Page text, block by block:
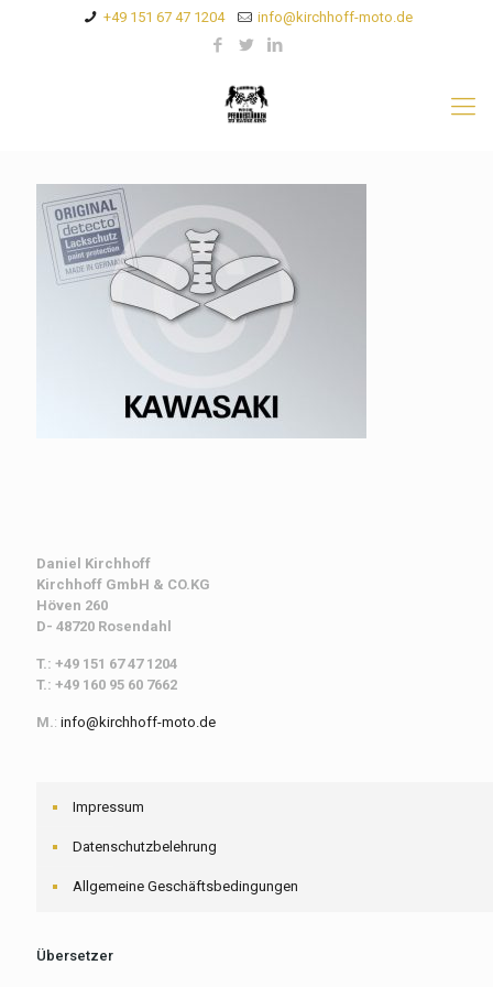
+49 151 67 47 1204 info@kirchhoff-moto.de
Daniel Kirchhoff
Kirchhoff GmbH & CO.KG
Höven 260
D- 48720 Rosendahl
T.: +49 151 67 47 1204
T.: +49 160 95 60 7662
M.: info@kirchhoff-moto.de
Impressum
Datenschutzbelehrung
Allgemeine Geschäftsbedingungen
Übersetzer